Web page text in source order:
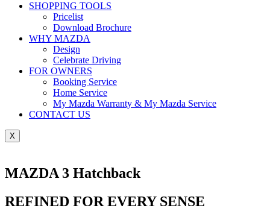
SHOPPING TOOLS
Pricelist
Download Brochure
WHY MAZDA
Design
Celebrate Driving
FOR OWNERS
Booking Service
Home Service
My Mazda Warranty & My Mazda Service
CONTACT US
X
MAZDA 3 Hatchback
REFINED FOR EVERY SENSE